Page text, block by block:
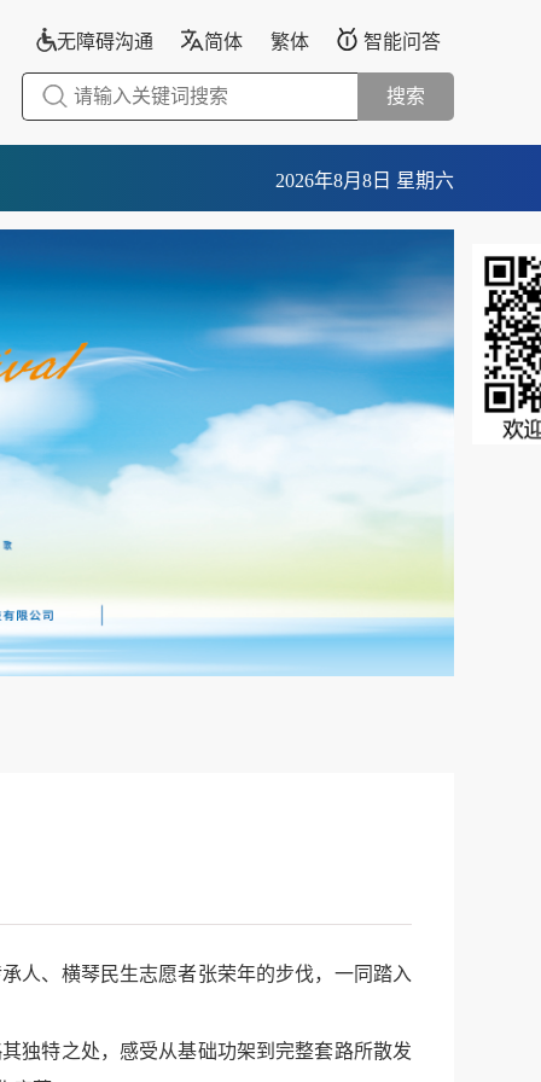
无障碍沟通 简体 繁体 智能问答
搜索
2026年8月8日 星期六
、横琴民生志愿者张荣年的步伐，一同踏入
特之处，感受从基础功架到完整套路所散发